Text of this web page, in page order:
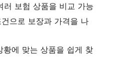
러 보험 상품을 비교 가능
으로 보장과 가격을 나
황에 맞는 상품을 쉽게 찾